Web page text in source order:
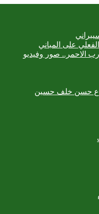
الاحمر.. صور وفيديو
حسن خلف حسين